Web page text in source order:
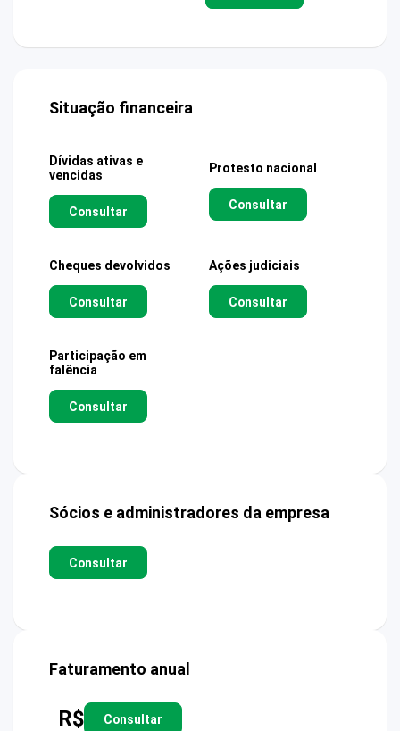
Situação financeira
Dívidas ativas e
vencidas
Consultar
Protesto nacional
Consultar
Cheques devolvidos
Consultar
Ações judiciais
Consultar
Participação em
falência
Consultar
Sócios e administradores da empresa
Consultar
Faturamento anual
R$ Consultar